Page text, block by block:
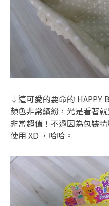
↓這可愛的要命的 HAPPY
顏色非常繽紛，光是看著
非常超值！不過因為包裝
使用 XD ，哈哈。